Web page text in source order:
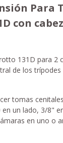
Para
con
131D para 2
de los trípodes
tomas
en un lado, 3/8"
en uno o